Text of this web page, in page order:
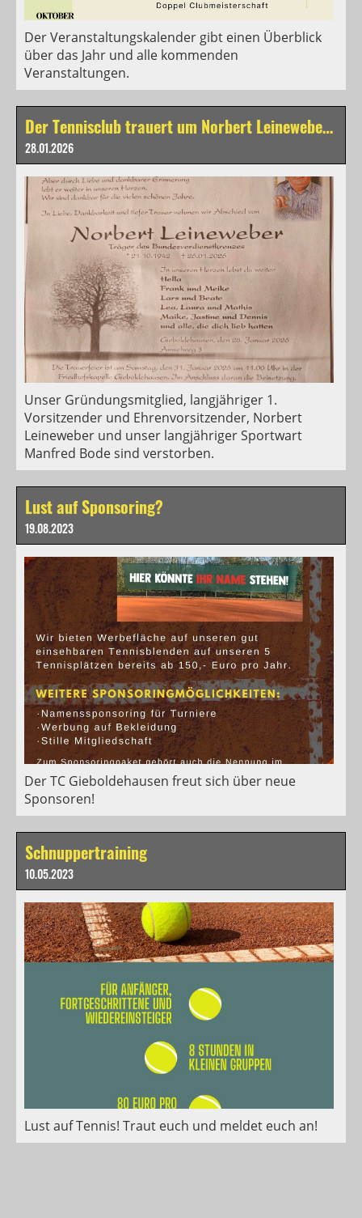
Der Veranstaltungskalender gibt einen Überblick
über das Jahr und alle kommenden
Veranstaltungen.
Der Tennisclub trauert um Norbert Leineweber und Manfred Bode
28.01.2026
Unser Gründungsmitglied, langjähriger 1.
Vorsitzender und Ehrenvorsitzender, Norbert
Leineweber und unser langjähriger Sportwart
Manfred Bode sind verstorben.
Lust auf Sponsoring?
19.08.2023
Der TC Gieboldehausen freut sich über neue
Sponsoren!
Schnuppertraining
10.05.2023
Lust auf Tennis! Traut euch und meldet euch an!